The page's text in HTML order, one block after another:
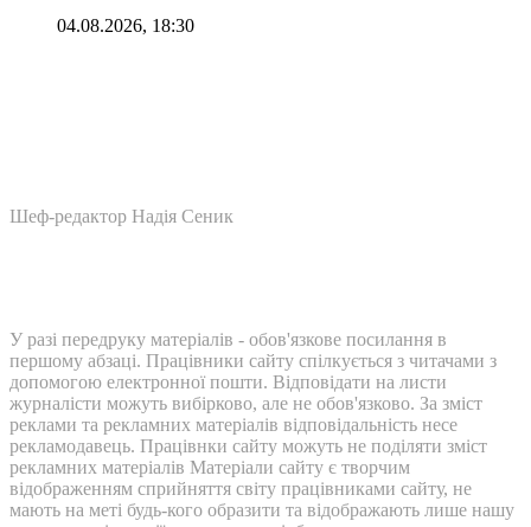
04.08.2026, 18:30
Шеф-редактор Надія Сеник
У разі передруку матеріалів - обов'язкове посилання в
першому абзаці. Працівники сайту спілкується з читачами з
допомогою електронної пошти. Відповідати на листи
журналісти можуть вибірково, але не обов'язково. За зміст
реклами та рекламних матеріалів відповідальність несе
рекламодавець. Працівнки сайту можуть не поділяти зміст
рекламних матеріалів Матеріали сайту є творчим
відображенням сприйняття світу працівниками сайту, не
мають на меті будь-кого образити та відображають лише нашу